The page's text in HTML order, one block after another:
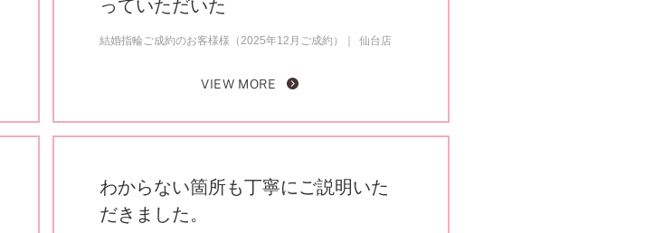
っていただいた
結婚指輪ご成約のお客様様（2025年12月ご成約） 仙台店
VIEW MORE
わからない箇所も丁寧にご説明いた
だきました。